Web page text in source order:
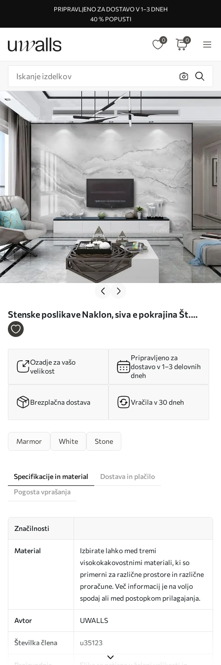
PRIPRAVLJENO ZA DOSTAVO V 1–3 DNEH
40 % POPUSTI
0 0
Stenske poslikave Naklon, siva e pokrajina Št.
u35123
Ozadje za vašo
velikost
Pripravljeno za
dostavo v 1–3 delovnih
dneh
Brezplačna dostava Vračila v 30 dneh
Marmor White Stone
Specifikacije in material
Dostava in plačilo
Pogosta vprašanja
Značilnosti
Material
Izbirate lahko med tremi
visokokakovostnimi materiali, ki so
primerni za različne prostore in različne
proračune. Več informacij je na voljo
spodaj ali med postopkom prilagajanja.
Avtor UWALLS
Številka člena u35123